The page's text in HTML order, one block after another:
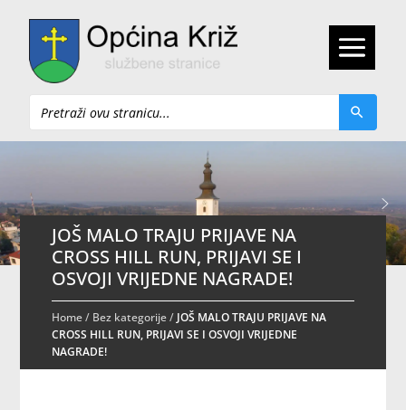
Pretraži
JOŠ MALO TRAJU PRIJAVE NA
CROSS HILL RUN, PRIJAVI SE I
OSVOJI VRIJEDNE NAGRADE!
Home/ Bez kategorije/ JOŠ MALO TRAJU PRIJAVE NA
CROSS HILL RUN, PRIJAVI SE I OSVOJI VRIJEDNE
NAGRADE!